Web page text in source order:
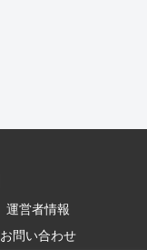
運営者情報
お問い合わせ